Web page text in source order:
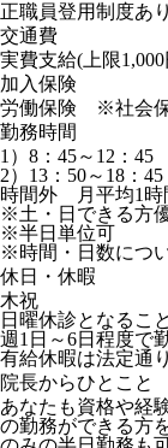
正職員登用制度あり
交通費
実費支給(上限
加入保険
労働保険 ※社会保
勤務時間
1）8：45～12：45
2）13：50～18：
時間外 月平均1時
※土・日できる方
※半日単位可
※時間・日数につ
休日・休暇
木祝
日曜休診となるこ
週1日～6日程度で
有給休暇は法定通り
院長からひとこと
あなたも資格や経
の勤務ができる方